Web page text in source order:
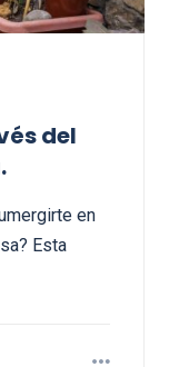
del
en
Esta